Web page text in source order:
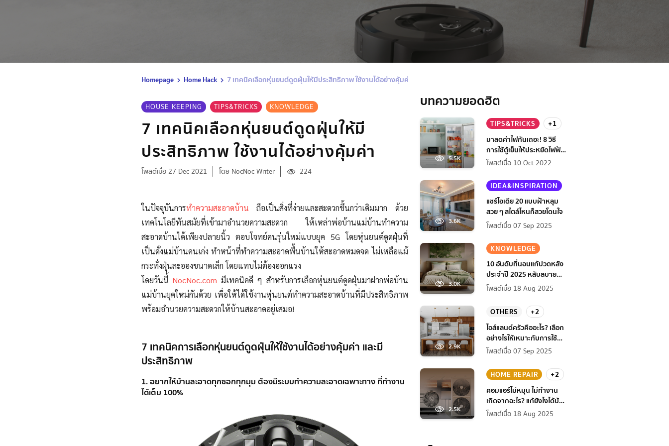
Homepage Home Hack 7 เทคนิคเลือกหุ่นยนต์ดูดฝุ่นให้มีประสิทธิภาพ ใช้งานได้อย่างคุ้มค่า
HOUSE KEEPING TIPS&TRICKS KNOWLEDGE
7 เทคนิคเลือกหุ่นยนต์ดูดฝุ่นให้มี
ประสิทธิภาพ ใช้งานได้อย่างคุ้มค่า
โพสต์เมื่อ 27 Dec 2021 โดย NocNoc Writer 224
ในปัจจุบันการทำความสะอาดบ้าน ถือเป็นสิ่งที่ง่ายและสะดวกขึ้นกว่าเดิมมาก ด้วย
เทคโนโลยีทันสมัยที่เข้ามาอำนวยความสะดวก ให้เหล่าพ่อบ้านแม่บ้านทำความ
สะอาดบ้านได้เพียงปลายนิ้ว ตอบโจทย์คนรุ่นใหม่แบบยุค 5G โดยหุ่นยนต์ดูดฝุ่นที่
เป็นดั่งแม่บ้านคนเก่ง ทำหน้าที่ทำความสะอาดพื้นบ้านให้สะอาดหมดจด ไม่เหลือแม้
กระทั่งฝุ่นละอองขนาดเล็ก โดยแทบไม่ต้องออกแรง
โดยวันนี้ NocNoc.com มีเทคนิคดี ๆ สำหรับการเลือกหุ่นยนต์ดูดฝุ่นมาฝากพ่อบ้าน
แม่บ้านยุคใหม่กันด้วย เพื่อให้ได้ใช้งานหุ่นยนต์ทำความสะอาดบ้านที่มีประสิทธิภาพ
พร้อมอำนวยความสะดวกให้บ้านสะอาดอยู่เสมอ!
7 เทคนิคการเลือกหุ่นยนต์ดูดฝุ่นให้ใช้งานได้อย่างคุ้มค่า และมี
ประสิทธิภาพ
1. อยากให้บ้านสะอาดทุกซอกทุกมุม ต้องมีระบบทำความสะอาดเฉพาะทาง ที่ทำงาน
ได้เต็ม 100%
บทความยอดฮิต
5.5K
TIPS&TRICKS
+1
มาลดค่าไฟกันเถอะ! 8 วิธี
การใช้ตู้เย็นให้ประหยัดไฟฟ้า
กว่าเดิม
โพสต์เมื่อ 10 Oct 2022
3.6K
IDEA&INSPIRATION
แชร์ไอเดีย 20 แบบฝ้าหลุม
สวย ๆ สไตล์ไหนก็สวยโดนใจ
โพสต์เมื่อ 07 Sep 2025
3.0K
KNOWLEDGE
10 อันดับที่นอนแก้ปวดหลัง
ประจำปี 2025 หลับสบาย
สุขภาพดียิ่งกว่าเดิม
โพสต์เมื่อ 18 Aug 2025
2.9K
OTHERS
+2
ไอส์แลนด์ครัวคืออะไร? เลือก
อย่างไรให้เหมาะกับการใช้
งานที่บ้าน
โพสต์เมื่อ 07 Sep 2025
2.5K
HOME REPAIR
+2
คอมแอร์ไม่หมุน ไม่ทํางาน
เกิดจากอะไร? แก้ยังไงได้บ้าง
ก่อนแอร์พัง!
โพสต์เมื่อ 18 Aug 2025